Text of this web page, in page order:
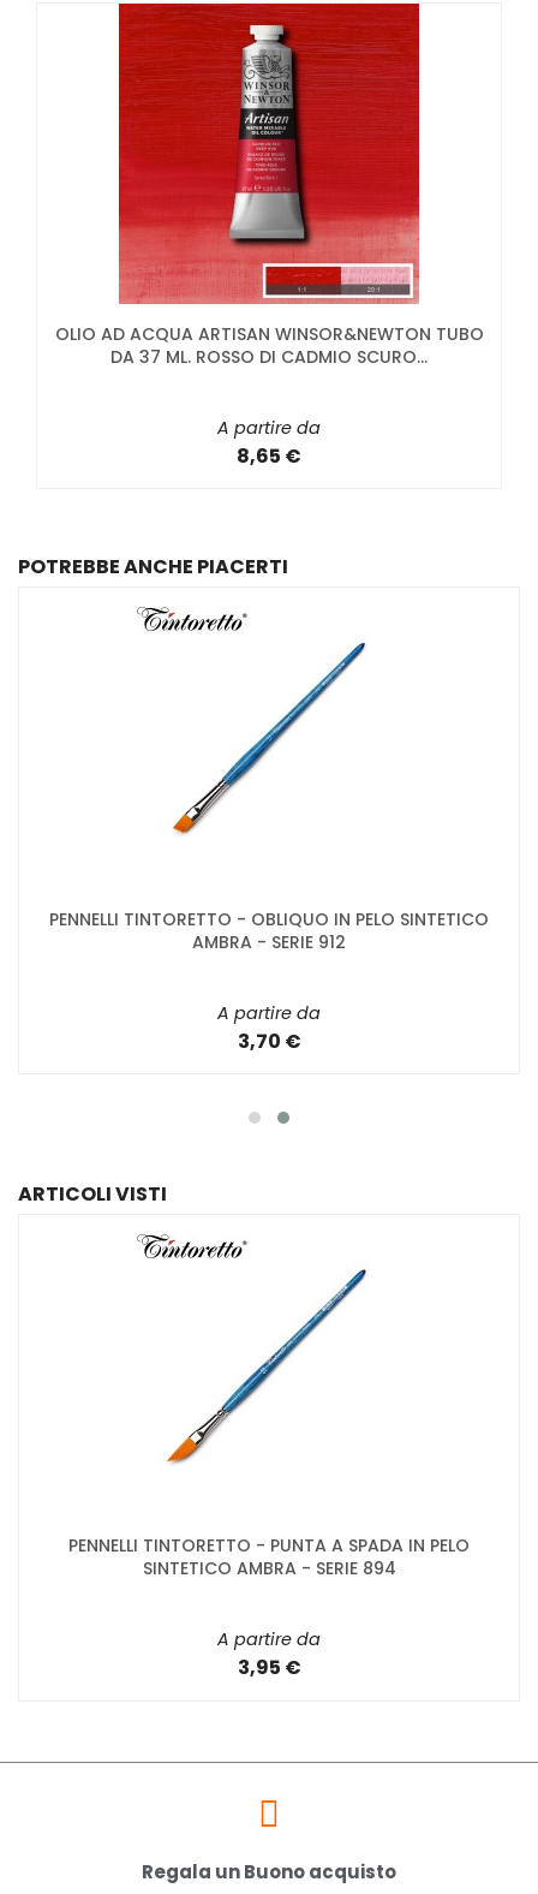
OLIO AD ACQUA ARTISAN WINSOR&NEWTON TUBO
DA 37 ML. ROSSO DI CADMIO SCURO...
A partire da
8,65 €
POTREBBE ANCHE PIACERTI
PENNELLI TINTORETTO - OBLIQUO IN PELO SINTETICO
AMBRA - SERIE 912
A partire da
3,70 €
ARTICOLI VISTI
PENNELLI TINTORETTO - PUNTA A SPADA IN PELO
SINTETICO AMBRA - SERIE 894
A partire da
3,95 €
Regala un Buono acquisto